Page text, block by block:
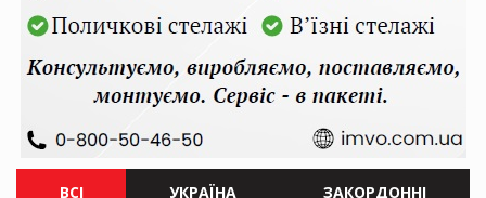
ВСІ УКРАЇНА ЗАКОРДОННІ